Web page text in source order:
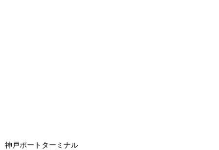
神戸ポートターミナル